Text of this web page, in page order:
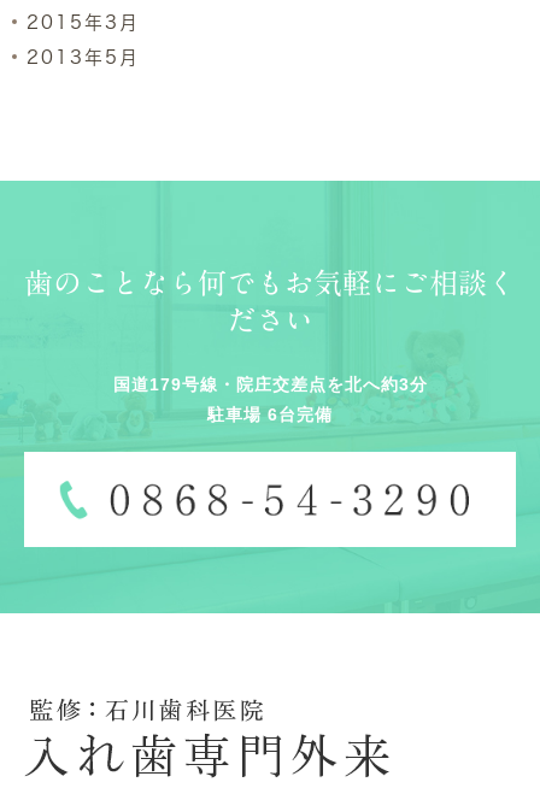
2015年3月
2013年5月
歯のことなら何でもお気軽にご相談く
ださい
国道179号線・院庄交差点を北へ約3分
駐車場 6台完備